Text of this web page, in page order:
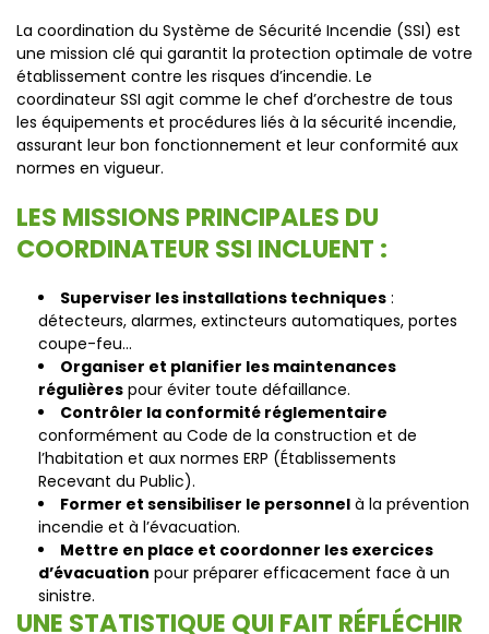
La coordination du Système de Sécurité Incendie (SSI) est
une mission clé qui garantit la protection optimale de votre
établissement contre les risques d’incendie. Le
coordinateur SSI agit comme le chef d’orchestre de tous
les équipements et procédures liés à la sécurité incendie,
assurant leur bon fonctionnement et leur conformité aux
normes en vigueur.
LES MISSIONS PRINCIPALES DU
COORDINATEUR SSI INCLUENT :
Superviser les installations techniques :
détecteurs, alarmes, extincteurs automatiques, portes
coupe-feu…
Organiser et planifier les maintenances
régulières pour éviter toute défaillance.
Contrôler la conformité réglementaire
conformément au Code de la construction et de
l’habitation et aux normes ERP (Établissements
Recevant du Public).
Former et sensibiliser le personnel à la prévention
incendie et à l’évacuation.
Mettre en place et coordonner les exercices
d’évacuation pour préparer efficacement face à un
sinistre.
UNE STATISTIQUE QUI FAIT RÉFLÉCHIR